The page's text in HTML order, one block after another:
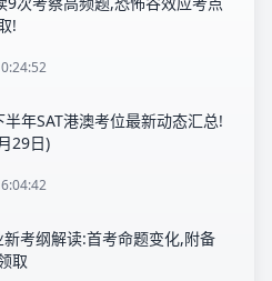
!
年SAT港澳考位最新动态汇总!
29日)
考纲解读:首考命题变化,附备
取